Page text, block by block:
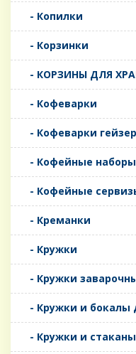
- Копилки
- Корзинки
- КОРЗИНЫ ДЛЯ
- Кофеварки
- Кофеварки
- Кофейные наборы
- Кофейные
- Креманки
- Кружки
- Кружки
- Кружки и бокалы
- Кружки и